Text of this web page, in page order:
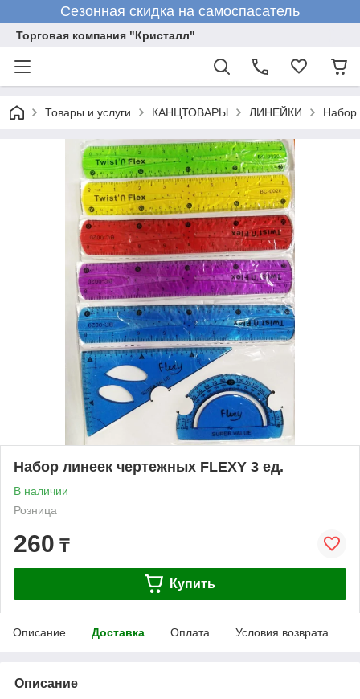
Сезонная скидка на самоспасатель
Торговая компания "Кристалл"
Товары и услуги КАНЦТОВАРЫ ЛИНЕЙКИ Набор
Набор линеек чертежных FLEXY 3 ед.
В наличии
Розница
260 ₸
Купить
Описание Доставка Оплата Условия возврата
Описание